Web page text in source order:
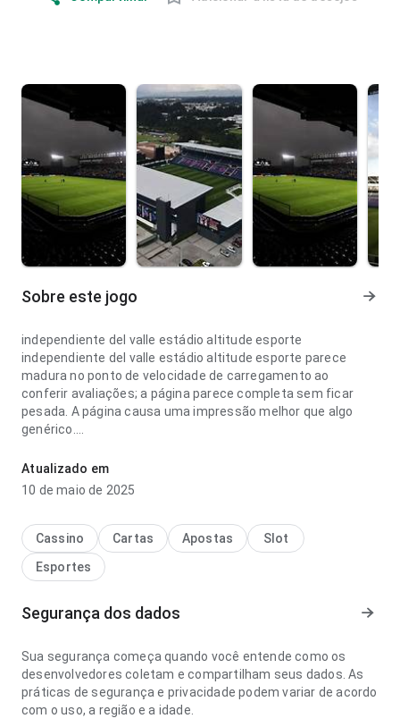
Sobre este jogo
independiente del valle estádio altitude esporte
independiente del valle estádio altitude esporte parece
madura no ponto de velocidade de carregamento ao
conferir avaliações; a página parece completa sem ficar
pesada. A página causa uma impressão melhor que algo
genérico.
independiente del valle estádio altitude esporte parece leve
no ponto de fluxo de navegação ao navegar por várias
Atualizado em
10 de maio de 2025
Cassino Cartas Apostas
Slot
Esportes
Segurança dos dados
Sua segurança começa quando você entende como os
desenvolvedores coletam e compartilham seus dados. As
práticas de segurança e privacidade podem variar de acordo
com o uso, a região e a idade.